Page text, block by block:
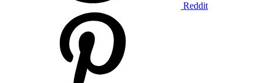
Reddit